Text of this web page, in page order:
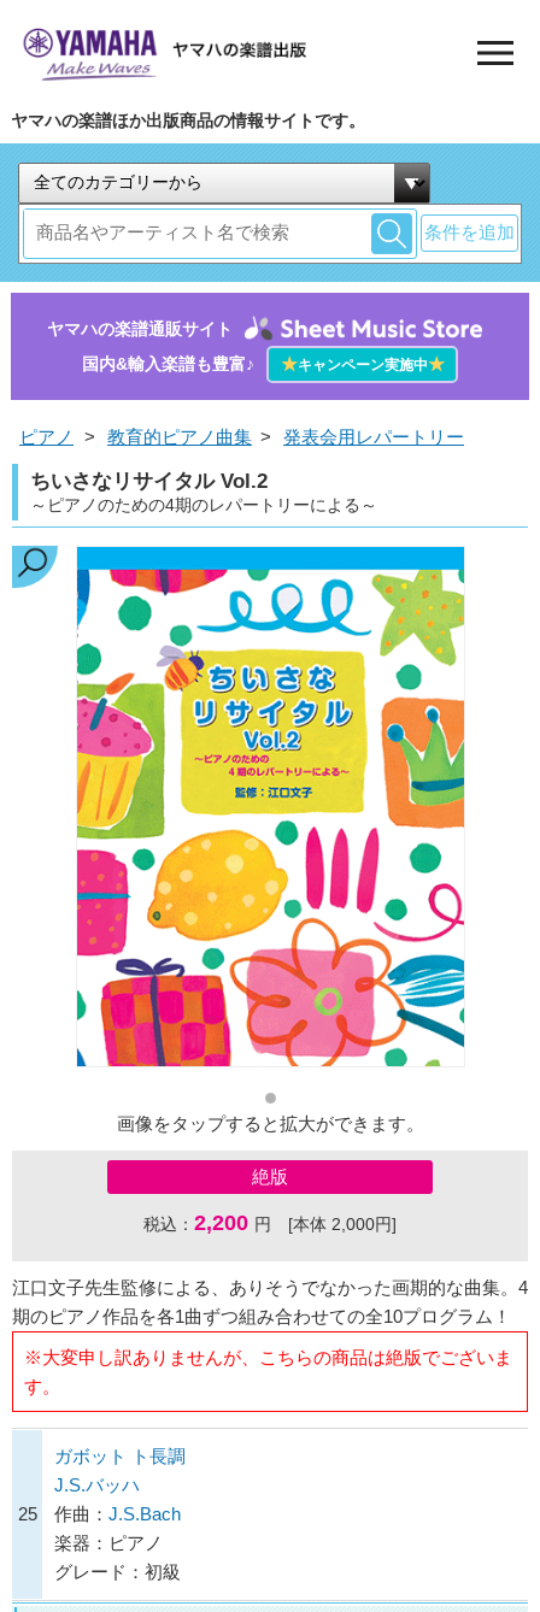
ヤマハの楽譜ほか出版商品の情報サイトです。
条件を追加
ヤマハの楽譜通販サイト
国内&輸入楽譜も豊富♪
★キャンペーン実施中★
ピアノ > 教育的ピアノ曲集 > 発表会用レパートリー
ちいさなリサイタル Vol.2
～ピアノのための4期のレパートリーによる～
画像をタップすると拡大ができます。
絶版
税込： 2,200 円 [本体 2,000円]
江口文子先生監修による、ありそうでなかった画期的な曲集。4
期のピアノ作品を各1曲ずつ組み合わせての全10プログラム！
※大変申し訳ありませんが、こちらの商品は絶版でございま
す。
25
ガボット ト長調
J.S.バッハ
作曲： J.S.Bach
楽器：ピアノ
グレード：初級